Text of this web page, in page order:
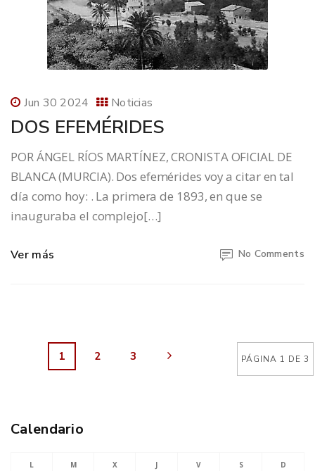
Jun 30 2024 Noticias
DOS EFEMÉRIDES
POR ÁNGEL RÍOS MARTÍNEZ, CRONISTA OFICIAL DE
BLANCA (MURCIA). Dos efemérides voy a citar en tal
día como hoy: . La primera de 1893, en que se
inauguraba el complejo[…]
Ver más No Comments
PÁGINA 1 DE 3
1 2 3
Calendario
L M X J V S D